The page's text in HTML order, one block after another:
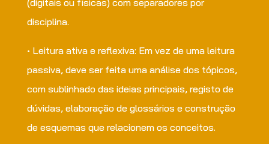
disciplina.
• Leitura ativa e reflexiva: Em vez de uma leitura
passiva, deve ser feita uma análise dos tópicos,
com sublinhado das ideias principais, registo de
dúvidas, elaboração de glossários e construção
de esquemas que relacionem os conceitos.